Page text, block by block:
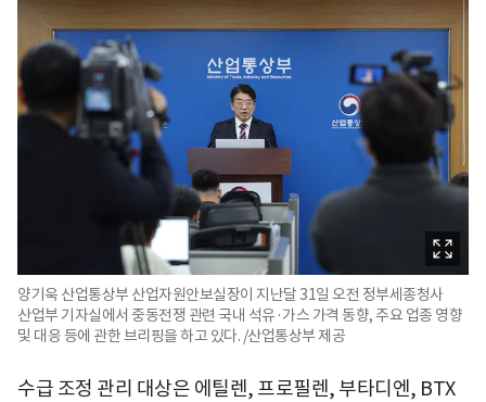
양기욱 산업통상부 산업자원안보실장이 지난달 31일 오전 정부세종청사
산업부 기자실에서 중동전쟁 관련 국내 석유·가스 가격 동향, 주요 업종 영향
및 대응 등에 관한 브리핑을 하고 있다. /산업통상부 제공
수급 조정 관리 대상은 에틸렌, 프로필렌, 부타디엔, BTX